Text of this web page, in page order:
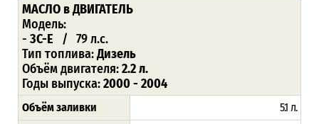
МАСЛО в ДВИГАТЕЛЬ
Модель:
- 3C-E / 79 л.с.
Тип топлива:Дизель
Объём двигателя:2.2 л.
Годы выпуска:2000 - 2004
Объём заливки 5.1 л.